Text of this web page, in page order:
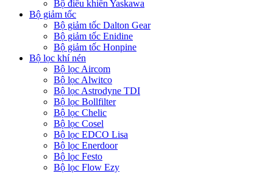
Bộ điều khiển Yaskawa
Bộ giảm tốc
Bộ giảm tốc Dalton Gear
Bộ giảm tốc Enidine
Bộ giảm tốc Honpine
Bộ lọc khí nén
Bộ lọc Aircom
Bộ lọc Alwitco
Bộ lọc Astrodyne TDI
Bộ lọc Bollfilter
Bộ lọc Chelic
Bộ lọc Cosel
Bộ lọc EDCO Lisa
Bộ lọc Enerdoor
Bộ lọc Festo
Bộ lọc Flow Ezy